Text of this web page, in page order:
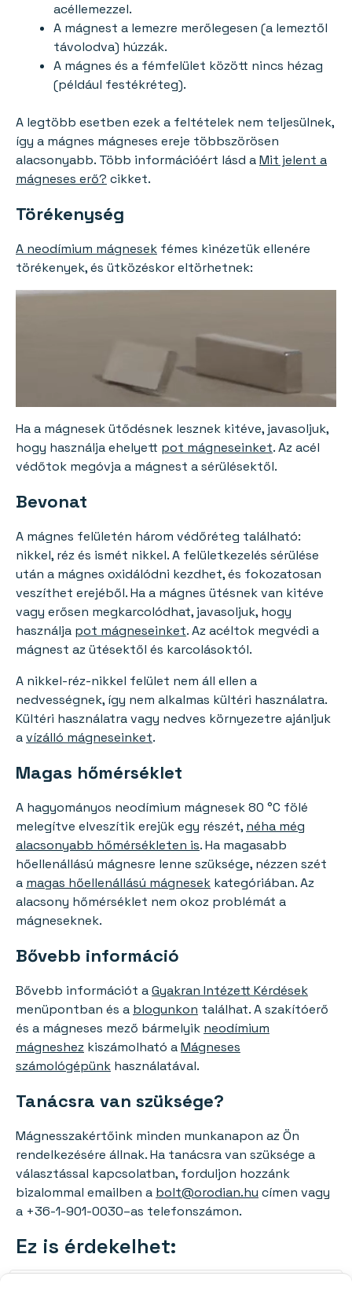
acéllemezzel.
A mágnest a lemezre merőlegesen (a lemeztől
távolodva) húzzák.
A mágnes és a fémfelület között nincs hézag
(például festékréteg).
A legtöbb esetben ezek a feltételek nem teljesülnek,
így a mágnes mágneses ereje többszörösen
alacsonyabb. Több információért lásd aMit jelent a
mágneses erő? cikket.
Törékenység
A neodímium mágnesek fémes kinézetük ellenére
törékenyek, és ütközéskor eltörhetnek:
Ha a mágnesek ütődésnek lesznek kitéve, javasoljuk,
hogy használja ehelyett pot mágneseinket. Az acél
védőtok megóvja a mágnest a sérülésektől.
Bevonat
A mágnes felületén három védőréteg található:
nikkel, réz és ismét nikkel. A felületkezelés sérülése
után a mágnes oxidálódni kezdhet, és fokozatosan
veszíthet erejéből. Ha a mágnes ütésnek van kitéve
vagy erősen megkarcolódhat, javasoljuk, hogy
használja pot mágneseinket. Az acéltok megvédi a
mágnest az ütésektől és karcolásoktól.
A nikkel-réz-nikkel felület nem áll ellen a
nedvességnek, így nem alkalmas kültéri használatra.
Kültéri használatra vagy nedves környezetre ajánljuk
avízálló mágneseinket.
Magas hőmérséklet
A hagyományos neodímium mágnesek 80 °C fölé
melegítve elveszítik erejük egy részét, néha még
alacsonyabb hőmérsékleten is. Ha magasabb
hőellenállású mágnesre lenne szüksége, nézzen szét
a magas hőellenállású mágnesek kategóriában. Az
alacsony hőmérséklet nem okoz problémát a
mágneseknek.
Bővebb információ
Bővebb információt aGyakran Intézett Kérdések
menüpontban és a blogunkon találhat. A szakítóerő
és a mágneses mező bármelyik neodímium
mágneshez kiszámolható aMágneses
számológépünk használatával.
Tanácsra van szüksége?
Mágnesszakértőink minden munkanapon az Ön
rendelkezésére állnak. Ha tanácsra van szüksége a
választással kapcsolatban, forduljon hozzánk
bizalommal emailben a bolt@orodian.hu címen vagy
a +36-1-901-0030–as telefonszámon.
Ez is érdekelhet: